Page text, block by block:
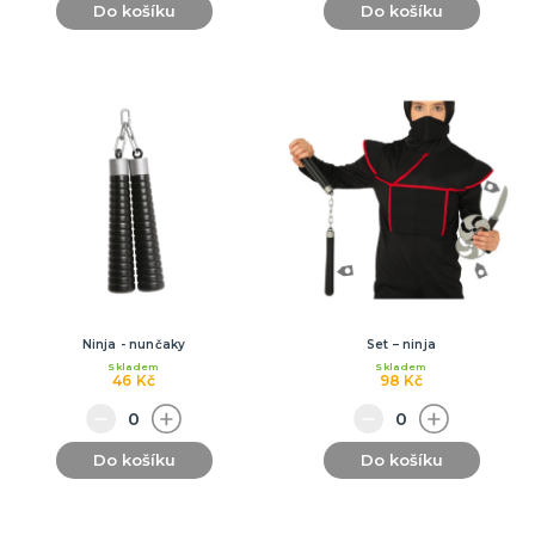
Do košíku Do košíku
Ninja - nunčaky
46 Kč
Skladem
Do košíku
Set – ninja
98 Kč
Skladem
Do košíku